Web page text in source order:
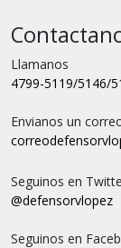
Llamanos
4799-5119/5146/
Envianos un
correo
Seguinos en
@defensorvlopez
Seguinos en